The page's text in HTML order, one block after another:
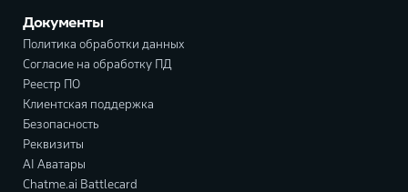
Документы
Политика обработки данных
Согласие на обработку ПД
Реестр ПО
Клиентская поддержка
Безопасность
Реквизиты
AI Аватары
Chatme.ai Battlecard